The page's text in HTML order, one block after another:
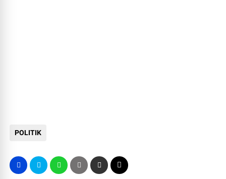
POLITIK